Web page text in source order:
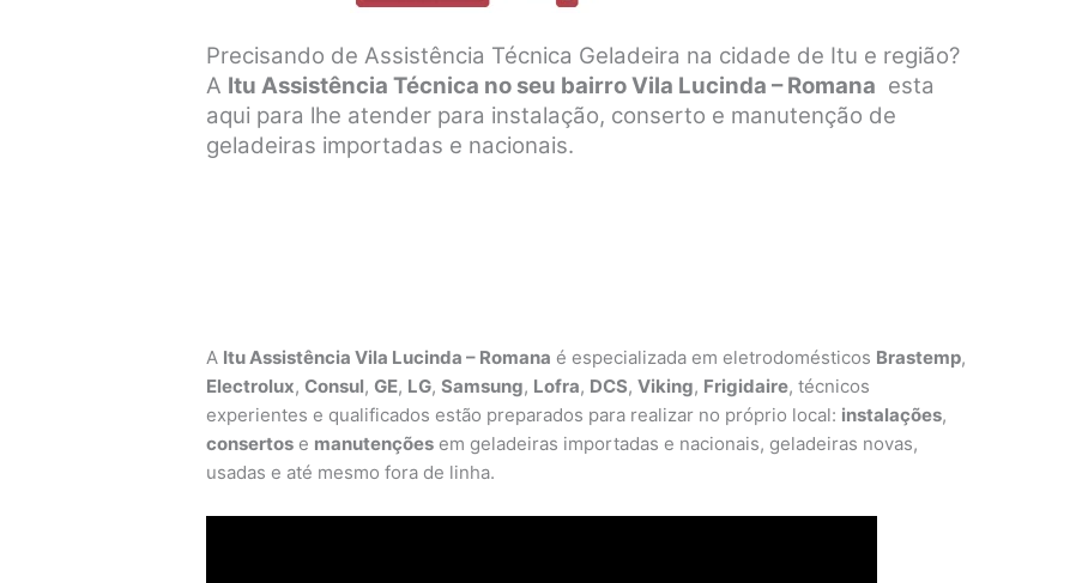
Precisando de Assistência Técnica Geladeira na cidade de Itu e região?
A Itu Assistência Técnica no seu bairro Vila Lucinda – Romana esta
aqui para lhe atender para instalação, conserto e manutenção de
geladeiras importadas e nacionais.
A Itu Assistência Vila Lucinda – Romana é especializada em eletrodomésticos Brastemp,
Electrolux,Consul,GE, LG,Samsung, Lofra, DCS,Viking, Frigidaire, técnicos
experientes e qualificados estão preparados para realizar no próprio local: instalações,
consertos e manutenções em geladeiras importadas e nacionais, geladeiras novas,
usadas e até mesmo fora de linha.